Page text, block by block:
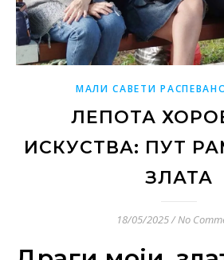
МАЛИ САВЕТИ
ЛЕПОТА
ИСКУСТВА: ПУТ
ЗЛАТА
18/05/2025/No